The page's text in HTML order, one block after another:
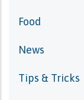
Food
News
Tips & Tricks